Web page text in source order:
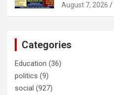
August 7, 2026
Categories
Education (36)
politics (9)
social (927)